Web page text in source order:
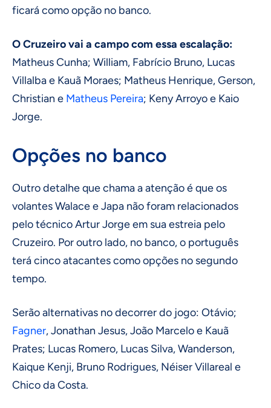
ficará como opção no banco.
O Cruzeiro vai a campo com essa escalação:
Matheus Cunha; William, Fabrício Bruno, Lucas
Villalba e Kauã Moraes; Matheus Henrique, Gerson,
Christian e Matheus Pereira; Keny Arroyo e Kaio
Jorge.
Opções no banco
Outro detalhe que chama a atenção é que os
volantes Walace e Japa não foram relacionados
pelo técnico Artur Jorge em sua estreia pelo
Cruzeiro. Por outro lado, no banco, o português
terá cinco atacantes como opções no segundo
tempo.
Serão alternativas no decorrer do jogo: Otávio;
Fagner, Jonathan Jesus, João Marcelo e Kauã
Prates; Lucas Romero, Lucas Silva, Wanderson,
Kaique Kenji, Bruno Rodrigues, Néiser Villareal e
Chico da Costa.